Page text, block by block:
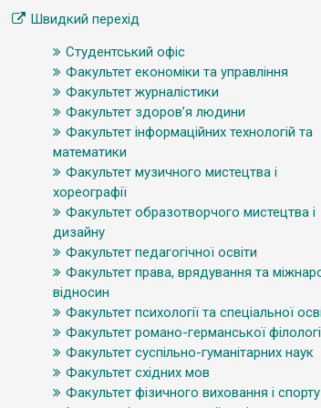
Швидкий перехід
Студентський офіс
Факультет економіки та управління
Факультет журналістики
Факультет здоров’я людини
Факультет інформаційних технологій та
математики
Факультет музичного мистецтва і
хореографії
Факультет образотворчого мистецтва і
дизайну
Факультет педагогічної освіти
Факультет права, врядування та
відносин
Факультет психології та спеціальної
Факультет романо-германської
Факультет суспільно-гуманітарних наук
Факультет східних мов
Факультет фізичного виховання і спорту